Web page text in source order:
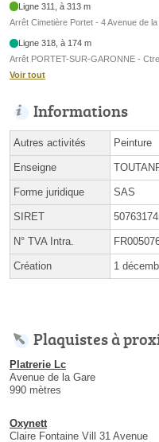
Ligne 311, à 313 m
Arrêt Cimetière Portet - 4 Avenue de
Ligne 318, à 174 m
Arrêt PORTET-SUR-GARONNE -
Voir tout
Informations
Autres activités Peinture
Enseigne
Forme juridique SAS
SIRET
N° TVA Intra.
Création 1
Plaquistes à
Platrerie Lc
Avenue de la Gare
990 mètres
Oxynett
Claire Fontaine Vill 31 Avenue